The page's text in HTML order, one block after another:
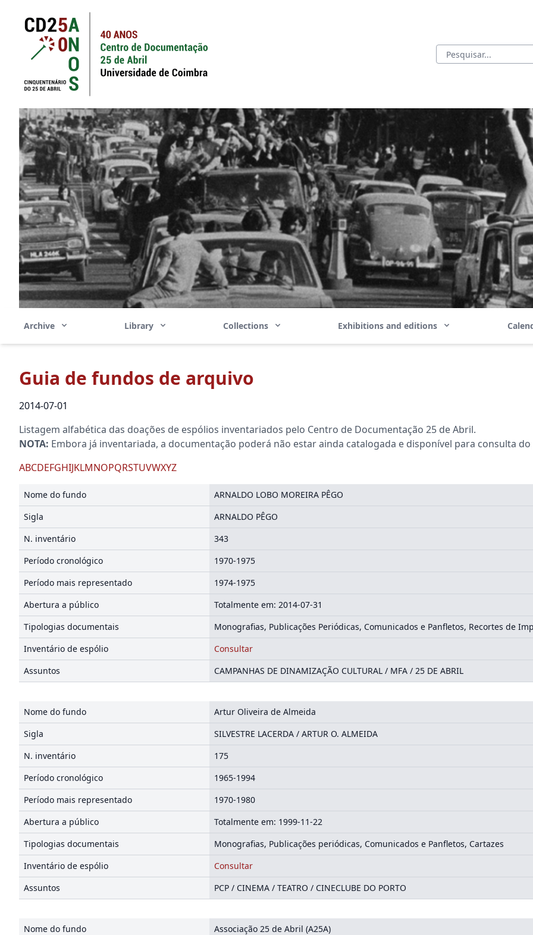
Archive Library Collections Exhibitions and editions
Guia de fundos de arquivo
2014-07-01
Listagem alfabética das doações de espólios inventariados pelo Centro de Documentação 25 de Abril.
NOTA: Embora já inventariada, a documentação poderá não estar ainda catalogada e disponível para consulta
ABCDEFGHIJKLMNOPQRSTUVWXYZ
Nome do fundo
ARNALDO LOBO MOREIRA PÊGO
Sigla
ARNALDO PÊGO
N. inventário
343
Período cronológico
1970-1975
Período mais representado
1974-1975
Abertura a público
Totalmente em: 2014-07-31
Tipologias documentais
Monografias, Publicações Periódicas, Comunicados e Panfletos, Recortes de
Inventário de espólio
Consultar
Assuntos
CAMPANHAS DE DINAMIZAÇÃO CULTURAL / MFA / 25 DE ABRIL
Nome do fundo
Artur Oliveira de Almeida
Sigla
SILVESTRE LACERDA / ARTUR O. ALMEIDA
N. inventário
175
Período cronológico
1965-1994
Período mais representado
1970-1980
Abertura a público
Totalmente em: 1999-11-22
Tipologias documentais
Monografias, Publicações periódicas, Comunicados e Panfletos, Cartazes
Inventário de espólio
Consultar
Assuntos
PCP / CINEMA / TEATRO / CINECLUBE DO PORTO
Nome do fundo
Associação 25 de Abril (A25A)